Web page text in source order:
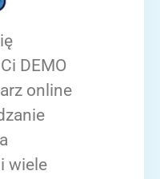
DEMO
online
wiele